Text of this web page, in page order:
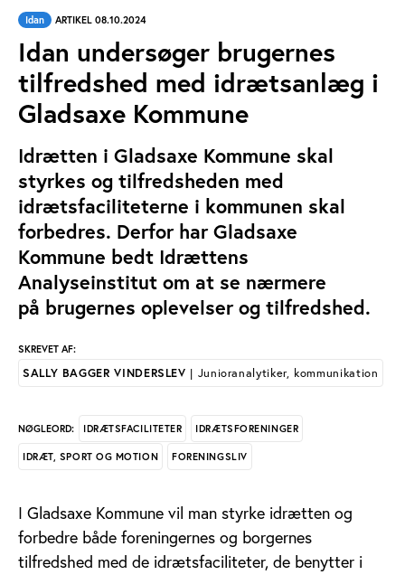
Idan ARTIKEL 08.10.2024
Idan undersøger brugernes
tilfredshed med idrætsanlæg i
Gladsaxe Kommune
Idrætten i Gladsaxe Kommune skal
styrkes og tilfredsheden med
idrætsfaciliteterne i kommunen skal
forbedres. Derfor har Gladsaxe
Kommune bedt Idrættens
Analyseinstitut om at se nærmere
på brugernes oplevelser og tilfredshed.
SKREVET AF:
SALLY BAGGER VINDERSLEV | Junioranalytiker, kommunikation
NØGLEORD: IDRÆTSFACILITETER IDRÆTSFORENINGER
IDRÆT, SPORT OG MOTION FORENINGSLIV
I Gladsaxe Kommune vil man styrke idrætten og
forbedre både foreningernes og borgernes
tilfredshed med de idrætsfaciliteter, de benytter i